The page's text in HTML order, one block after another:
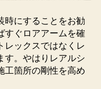
時にすることをお勧
すぐロアアームを確
レックスではなくレ
す。やはりレアルシ
工箇所の剛性を高め